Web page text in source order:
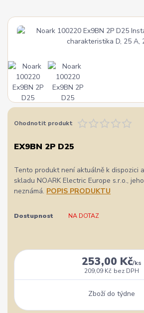
Ohodnotit produkt
EX9BN 2P D25
Tento produkt není aktuálně k dispozici
skladu NOARK Electric Europe s.r.o.,
neznámá. POPIS PRODUKTU
Dostupnost NA DOTAZ
253,00 Kč/ks
209,09 Kč bez DPH
Zboží do týdne